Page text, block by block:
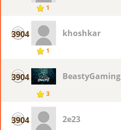
1
3904
1
khoshkar
3904
3
BeastyGaming
3904 2e23